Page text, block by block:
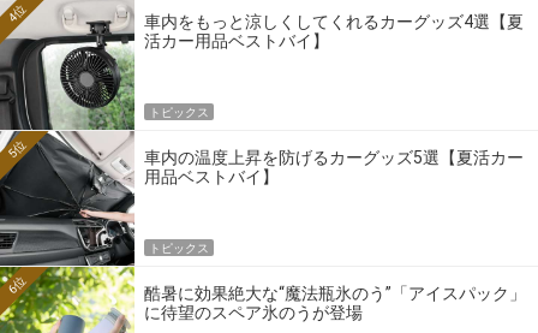
車内をもっと涼しくしてくれるカーグッズ4選【夏
活カー用品ベストバイ】
4位
トピックス
車内の温度上昇を防げるカーグッズ5選【夏活カー
用品ベストバイ】
5位
トピックス
酷暑に効果絶大な“魔法瓶氷のう”「アイスパック」
に待望のスペア氷のうが登場
6位